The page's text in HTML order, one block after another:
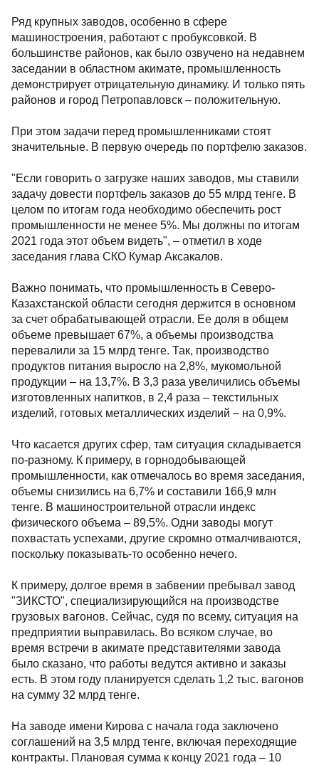
Ряд крупных заводов, особенно в сфере
машиностроения, работают с пробуксовкой. В
большинстве районов, как было озвучено на недавнем
заседании в областном акимате, промышленность
демонстрирует отрицательную динамику. И только пять
районов и город Петропавловск – положительную.
При этом задачи перед промышленниками стоят
значительные. В первую очередь по портфелю заказов.
"Если говорить о загрузке наших заводов, мы ставили
задачу довести портфель заказов до 55 млрд тенге. В
целом по итогам года необходимо обеспечить рост
промышленности не менее 5%. Мы должны по итогам
2021 года этот объем видеть", – отметил в ходе
заседания глава СКО Кумар Аксакалов.
Важно понимать, что промышленность в Северо-
Казахстанской области сегодня держится в основном
за счет обрабатывающей отрасли. Ее доля в общем
объеме превышает 67%, а объемы производства
перевалили за 15 млрд тенге. Так, производство
продуктов питания выросло на 2,8%, мукомольной
продукции – на 13,7%. В 3,3 раза увеличились объемы
изготовленных напитков, в 2,4 раза – текстильных
изделий, готовых металлических изделий – на 0,9%.
Что касается других сфер, там ситуация складывается
по-разному. К примеру, в горнодобывающей
промышленности, как отмечалось во время заседания,
объемы снизились на 6,7% и составили 166,9 млн
тенге. В машиностроительной отрасли индекс
физического объема – 89,5%. Одни заводы могут
похвастать успехами, другие скромно отмалчиваются,
поскольку показывать-то особенно нечего.
К примеру, долгое время в забвении пребывал завод
"ЗИКСТО", специализирующийся на производстве
грузовых вагонов. Сейчас, судя по всему, ситуация на
предприятии выправилась. Во всяком случае, во
время встречи в акимате представителями завода
было сказано, что работы ведутся активно и заказы
есть. В этом году планируется сделать 1,2 тыс. вагонов
на сумму 32 млрд тенге.
На заводе имени Кирова с начала года заключено
соглашений на 3,5 млрд тенге, включая переходящие
контракты. Плановая сумма к концу 2021 года – 10